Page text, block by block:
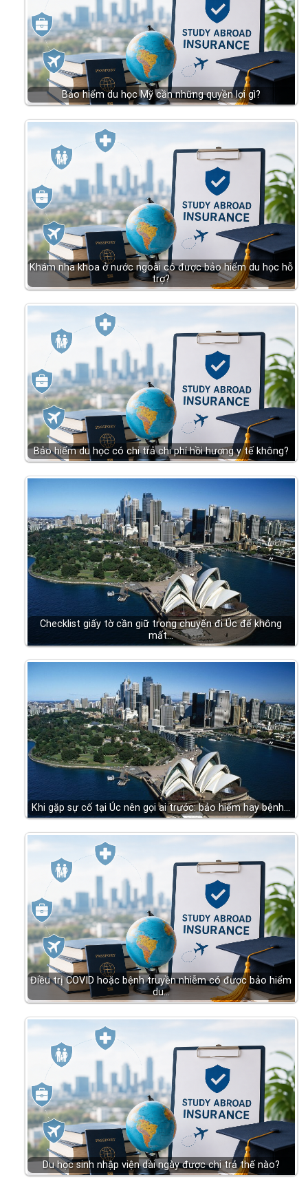
Bảo hiểm du học Mỹ cần những quyền lợi gì?
Khám nha khoa ở nước ngoài có được bảo hiểm du học hỗ
trợ?
Bảo hiểm du học có chi trả chi phí hồi hương y tế không?
Checklist giấy tờ cần giữ trong chuyến đi Úc để không
mất…
Khi gặp sự cố tại Úc nên gọi ai trước: bảo hiểm hay bệnh…
Điều trị COVID hoặc bệnh truyền nhiễm có được bảo hiểm
du…
Du học sinh nhập viện dài ngày được chi trả thế nào?